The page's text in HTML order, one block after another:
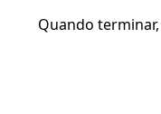
Quando